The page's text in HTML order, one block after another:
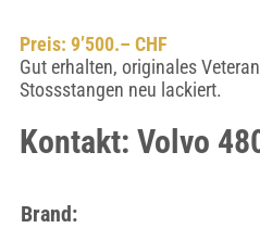
Preis: 9’500.– CHF
Gut erhalten, originales
Stossstangen neu lackiert.
Kontakt: Volvo
Brand: